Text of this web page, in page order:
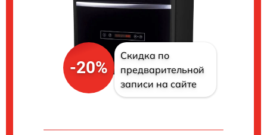
-20%
Скидка по
предварительной
записи на сайте